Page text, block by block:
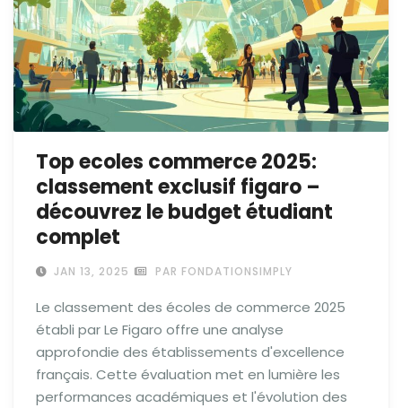
Top ecoles commerce 2025:
classement exclusif figaro –
découvrez le budget étudiant
complet
JAN 13, 2025 PAR FONDATIONSIMPLY
Le classement des écoles de commerce 2025
établi par Le Figaro offre une analyse
approfondie des établissements d'excellence
français. Cette évaluation met en lumière les
performances académiques et l'évolution des